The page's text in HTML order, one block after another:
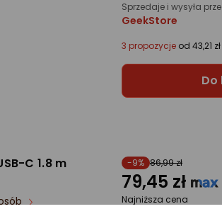
Sprzedaje i wysyła
GeekStore
3 propozycje od 43,21 zł
Do
C 1.8 m -9% 86,99 zł
79,45 zł
Najniższa cena
z 30 dni przed obniżką: